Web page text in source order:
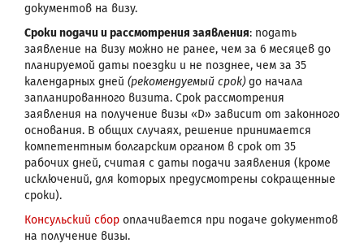
документов на визу.
Сроки подачи и рассмотрения заявления: подать
заявление на визу можно не ранее, чем за 6 месяцев до
планируемой даты поездки и не позднее, чем за 35
календарных дней (рекомендуемый срок)до начала
запланированного визита. Срок рассмотрения
заявления на получение визы «D» зависит от законного
основания. В общих случаях, решение принимается
компетентным болгарским органом в срок от 35
рабочих дней, считая с даты подачи заявления (кроме
исключений, для которых предусмотрены сокращенные
сроки).
Консульский сбор оплачивается при подаче документов
на получение визы.